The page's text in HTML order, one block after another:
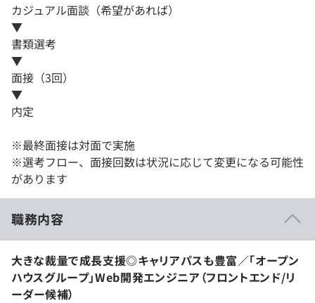
カジュアル面談（希望があれば）
▼
書類選考
▼
面接（3回）
▼
内定
※最終面接は対面で実施
※選考フロー、面接回数は状況に応じて変更になる可能性
があります
職務内容
大きな裁量で成長支援◎キャリアパスも豊富／「オープン
ハウスグループ」Web開発エンジニア（フロントエンド/リ
ーダー候補）